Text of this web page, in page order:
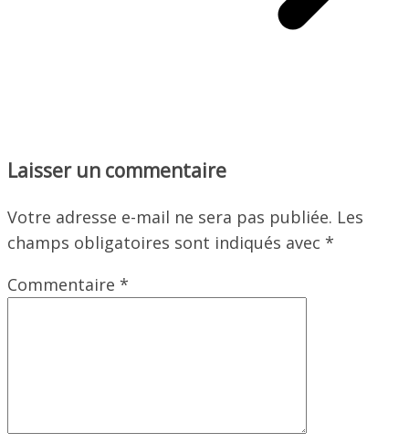
Laisser un commentaire
Votre adresse e-mail ne sera pas publiée. Les
champs obligatoires sont indiqués avec *
Commentaire *